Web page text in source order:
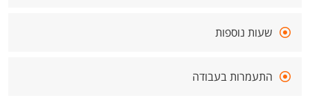
שעות נוספות
התעמרות בעבודה